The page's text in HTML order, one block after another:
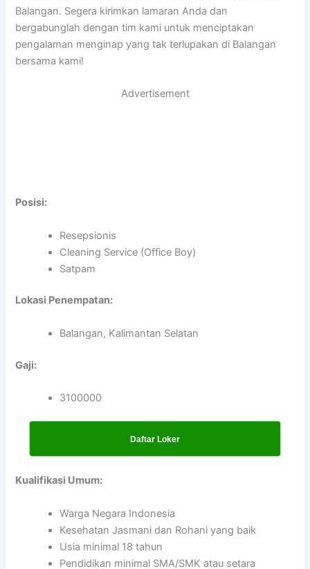
Balangan. Segera kirimkan lamaran Anda dan
bergabunglah dengan tim kami untuk menciptakan
pengalaman menginap yang tak terlupakan di Balangan
bersama kami!
Advertisement
Posisi:
Resepsionis
Cleaning Service (Office Boy)
Satpam
Lokasi Penempatan:
Balangan, Kalimantan Selatan
Gaji:
3100000
Daftar Loker
Kualifikasi Umum:
Warga Negara Indonesia
Kesehatan Jasmani dan Rohani yang baik
Usia minimal 18 tahun
Pendidikan minimal SMA/SMK atau setara